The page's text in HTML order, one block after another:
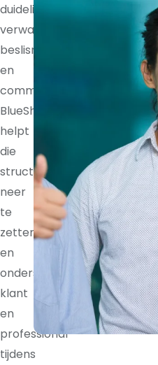
duidelijke
verwachtingen,
beslisrechten
en
communicatieritmes.
BlueShores
helpt
die
structuur
neer
te
zetten
en
ondersteunt
klant
en
professional
tijdens